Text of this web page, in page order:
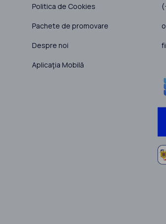
Politica de Cookies
Pachete de promovare
Despre noi
Aplicaţia Mobilă